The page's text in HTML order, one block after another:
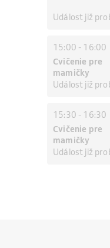
Událost již
15:00 - 16:00
Cvičenie pre
mamičky
Událost již
15:30 - 16:30
Cvičenie pre
mamičky
Událost již